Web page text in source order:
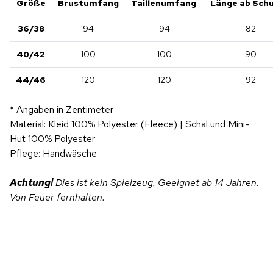
Größe Brustumfang Taillenumfang Länge ab
36/38 94 94 82
40/42 100 100 90
44/46 120 120 92
* Angaben in Zentimeter
Material: Kleid 100% Polyester (Fleece) | Schal und Mini-
Hut 100% Polyester
Pflege: Handwäsche
Achtung!Dies ist kein Spielzeug. Geeignet ab 14 Jahren.
Von Feuer fernhalten.